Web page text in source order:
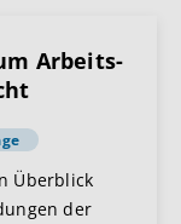
Arbeits-
Überblick
der